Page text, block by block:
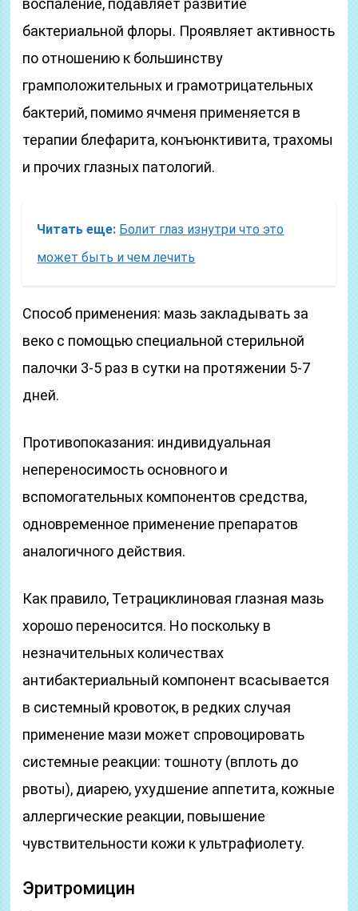
воспаление, подавляет развитие
бактериальной флоры. Проявляет активность
по отношению к большинству
грамположительных и грамотрицательных
бактерий, помимо ячменя применяется в
терапии блефарита, конъюнктивита, трахомы
и прочих глазных патологий.
Читать еще: Болит глаз изнутри что это
может быть и чем лечить
Способ применения: мазь закладывать за
веко с помощью специальной стерильной
палочки 3-5 раз в сутки на протяжении 5-7
дней.
Противопоказания: индивидуальная
непереносимость основного и
вспомогательных компонентов средства,
одновременное применение препаратов
аналогичного действия.
Как правило, Тетрациклиновая глазная мазь
хорошо переносится. Но поскольку в
незначительных количествах
антибактериальный компонент всасывается
в системный кровоток, в редких случая
применение мази может спровоцировать
системные реакции: тошноту (вплоть до
рвоты), диарею, ухудшение аппетита, кожные
аллергические реакции, повышение
чувствительности кожи к ультрафиолету.
Эритромицин